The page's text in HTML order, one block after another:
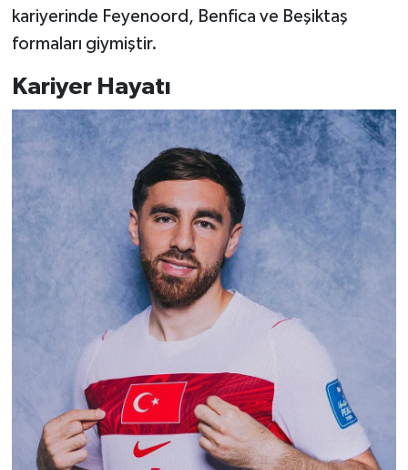
kariyerinde Feyenoord, Benfica ve Beşiktaş
formaları giymiştir.
Kariyer Hayatı